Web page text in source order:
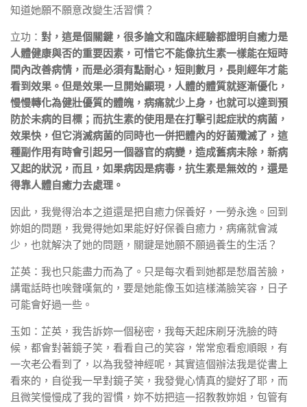
知道她願不願意改變生活習慣？
立功： 對，這是個關鍵，很多論文和臨床經驗都證明自癒力是
人體健康與否的重要因素，可惜它不能像抗生素一樣能在短時
間內改善病情，而是必須有點耐心，短則數月，長則經年才能
看到效果。但是效果一旦開始顯現，人體的體質就逐漸優化，
慢慢轉化為健壯優質的體魄，病痛就少上身，也就可以達到預
防於未病的目標；而抗生素的使用是在打擊引起症狀的病菌，
效果快，但它消滅病菌的同時也一併把體內的好菌殲滅了，這
種副作用有時會引起另一個器官的病變，造成舊病未除，新病
又起的狀況，而且，如果病因是病毒，抗生素是無效的，還是
得靠人體自癒力去處理。
因此，我覺得治本之道還是把自癒力保養好，一勞永逸。回到
妳姐的問題，我覺得她如果能好好保養自癒力，病痛就會減
少，也就解決了她的問題，關鍵是她願不願過養生的生活？
芷英：我也只能盡力而為了。只是每次看到她都是愁眉苦臉，
講電話時也唉聲嘆氣的，要是她能像玉如這樣滿臉笑容，日子
可能會好過一些。
玉如：芷英，我告訴妳一個秘密，我每天起床刷牙洗臉的時
候，都會對著鏡子笑，看看自己的笑容，常常愈看愈順眼，有
一次老公看到了，以為我發神經呢，其實這個辦法我是從書上
看來的，自從我一早對鏡子笑，我發覺心情真的變好了耶，而
且微笑慢慢成了我的習慣，妳不妨把這一招教教妳姐，包管有